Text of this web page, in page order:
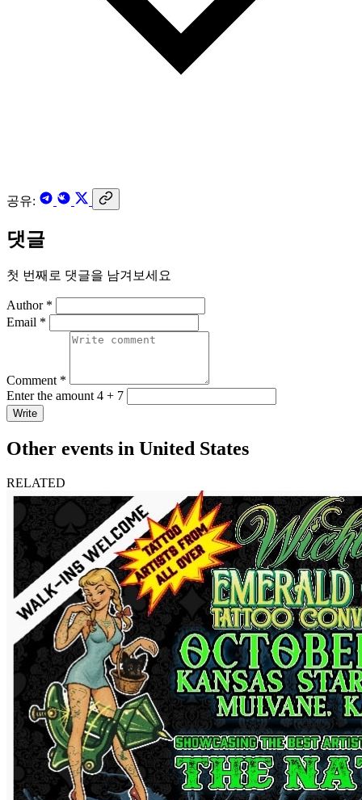
공유:
댓글
첫 번째로 댓글을 남겨보세요
Author *
Email *
Comment *
Enter the amount 4 + 7
Write
Other events in United States
RELATED